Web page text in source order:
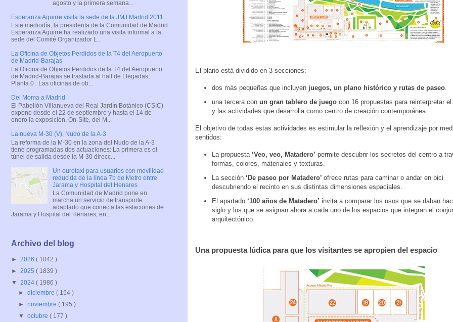
El plano está dividido en 3 secciones:
dos más pequeñas que incluyen juegos, un plano histórico y rutas de paseo.
una tercera con un gran tablero de juegocon 16 propuestas para reinterpretar
y las actividades que desarrolla como centro de creación contemporánea.
El objetivo de todas estas actividades es estimular la reflexión y el aprendizaje por
sentidos:
La propuesta ‘Veo, veo, Matadero’ permite descubrir los secretos del centro a
formas, colores, materiales y texturas.
La sección ‘De paseo por Matadero’ ofrece rutas para caminar o andar en bici
descubriendo el recinto en sus distintas dimensiones espaciales.
El apartado ‘100 años de Matadero’ invita a comparar los usos que se daban
siglo y los que se asignan ahora a cada uno de los espacios que integran el
arquitectónico.
Una propuesta lúdica para que los visitantes se apropien del espacio
agosto y la primera semana...
Esperanza Aguirre visita la sede de la JMJ Madrid 2011
Este mediodía, la presidenta de la Comunidad de Madrid
Esperanza Aguirre ha realizado una visita informal a la
sede del Comité Organizador L...
La Oficina de Objetos Perdidos de la T4 del Aeropuerto
de Madrid-Barajas
La Oficina de Objetos Perdidos de la T4 del Aeropuerto
de Madrid-Barajas se traslada al hall de Llegadas,
Planta 0 . Las oficinas de ob...
Del Moma a Madrid
El Pabellón Villanueva del Real Jardín Botánico (CSIC)
expone desde el 22 de septiembre y hasta el 14 de
enero la exposición, On-Site, del M...
La nueva M-30 (V), Nudo de la A-3
La reforma de la M-30 en la zona del Nudo de la A-3
tiene programadas dos actuaciones: La primera es el
túnel de salida desde la M-30 direcc...
Un eurotaxi para usuarios con movilidad
reducida de la línea 7b de Metro entre
Jarama y Hospital del Henares
La Comunidad de Madrid pone en
marcha un servicio de transporte
adaptado que conecta las estaciones de
Jarama y Hospital del Henares, en...
Archivo del blog
► 2026 ( 1042 )
► 2025 ( 1839 )
▼ 2024 ( 1986 )
►diciembre( 154 )
►noviembre( 195 )
▼octubre( 177 )